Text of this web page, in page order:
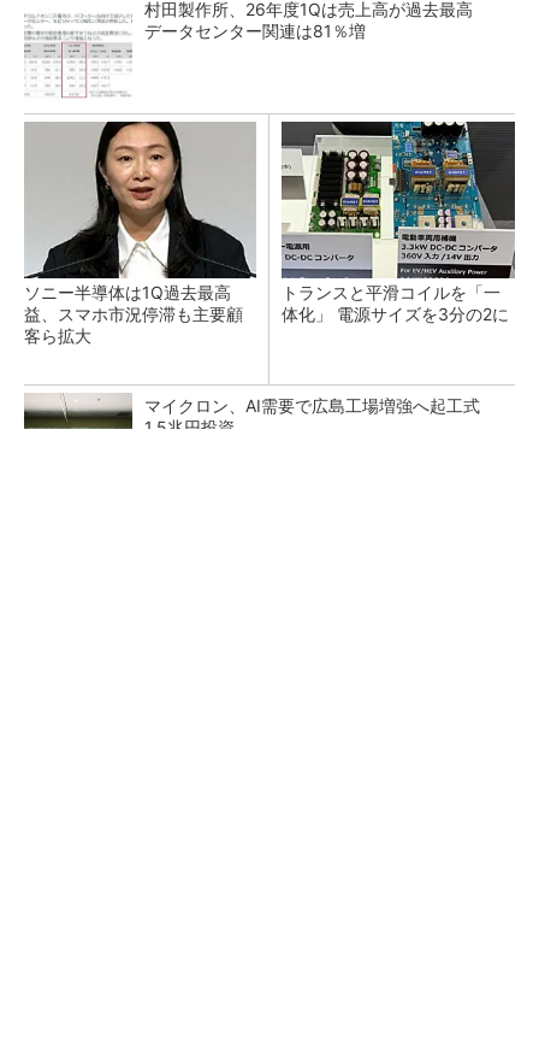
村田製作所、26年度1Qは売上高が過去最高
データセンター関連は81％増
ソニー半導体は1Q過去最高
益、スマホ市況停滞も主要顧
客ら拡大
トランスと平滑コイルを「一
体化」 電源サイズを3分の2に
マイクロン、AI需要で広島工場増強へ起工式
1.5兆円投資